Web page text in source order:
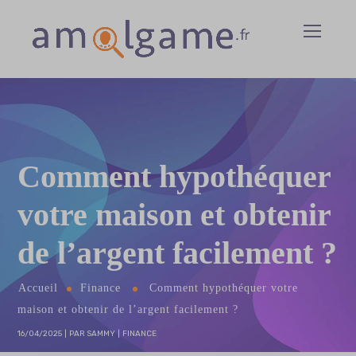
Comment hypothéquer
votre maison et obtenir
de l’argent facilement ?
Accueil Finance
Comment hypothéquer votre
maison et obtenir de l’argent facilement ?
16/04/2025 PAR SAMMY FINANCE